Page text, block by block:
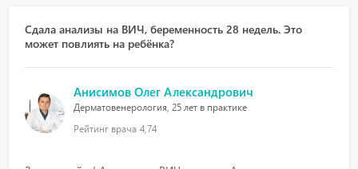
Сдала анализы на ВИЧ, беременность 28 недель. Это
может повлиять на ребёнка?
Анисимов Олег Александрович
Дерматовенерология, 25 лет в практике
Рейтинг врача 4,74